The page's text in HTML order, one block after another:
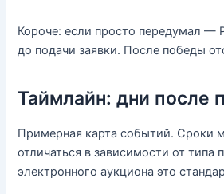
Короче: если просто передумал —
до подачи заявки. После победы
Таймлайн: дни после
Примерная карта событий. Сроки
отличаться в зависимости от типа
электронного аукциона это